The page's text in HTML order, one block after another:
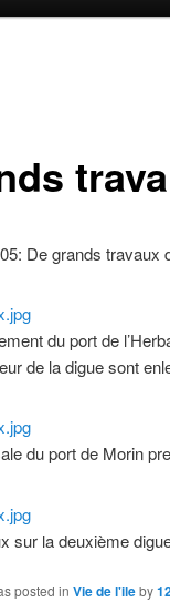
De grands travaux
du port de
de la digue sont
du port de Morin
sur la deuxième
posted in Vie de l'ileby